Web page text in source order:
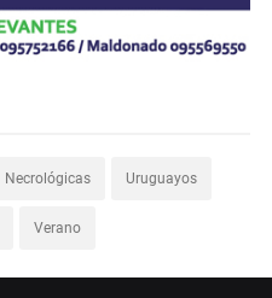
Necrológicas Uruguayos
Verano